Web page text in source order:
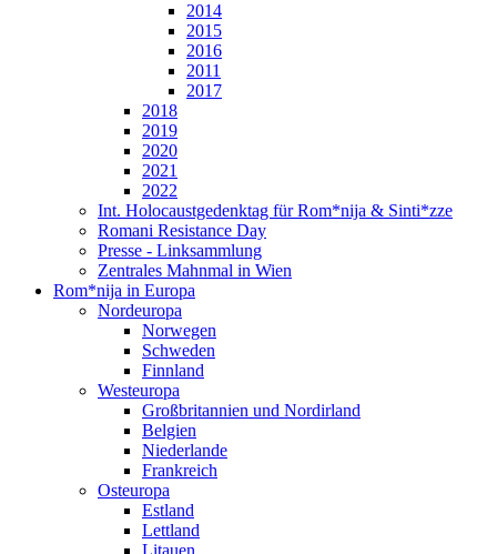
2014
2015
2016
2011
2017
2018
2019
2020
2021
2022
Int. Holocaustgedenktag für Rom*nija & Sinti*zze
Romani Resistance Day
Presse - Linksammlung
Zentrales Mahnmal in Wien
Rom*nija in Europa
Nordeuropa
Norwegen
Schweden
Finnland
Westeuropa
Großbritannien und Nordirland
Belgien
Niederlande
Frankreich
Osteuropa
Estland
Lettland
Litauen